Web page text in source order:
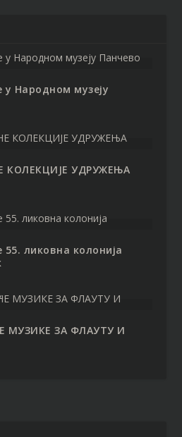
Народном музеју
УДРУЖЕЊА
ликовна колонија
МУЗИКЕ ЗА ФЛАУТУ И